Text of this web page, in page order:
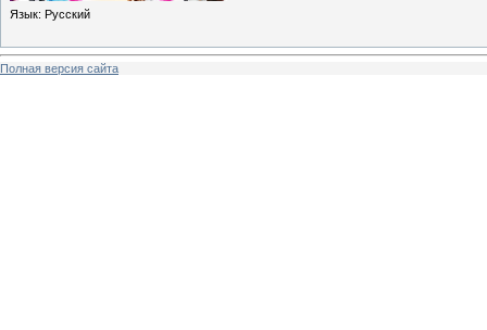
Язык: Русский
Полная версия сайта